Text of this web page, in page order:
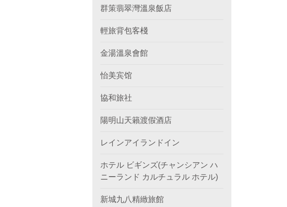
群策翡翠灣溫泉飯店
輕旅背包客棧
金湯溫泉會館
怡美宾馆
協和旅社
陽明山天籟渡假酒店
レインアイランドイン
ホテル ビギンズ(チャンシアン ハ
ニーランド カルチュラル ホテル)
新城九八精緻旅館